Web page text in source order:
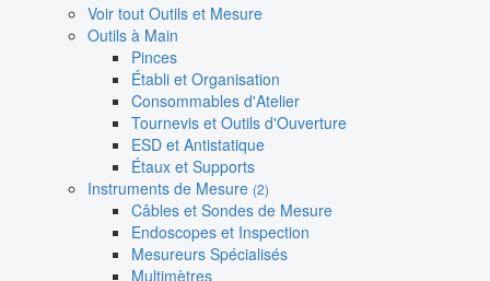
Voir tout Outils et Mesure
Outils à Main
Pinces
Établi et Organisation
Consommables d'Atelier
Tournevis et Outils d'Ouverture
ESD et Antistatique
Étaux et Supports
Instruments de Mesure (2)
Câbles et Sondes de Mesure
Endoscopes et Inspection
Mesureurs Spécialisés
Multimètres